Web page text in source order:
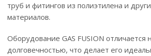
труб и фитингов из полиэтилена и
материалов.
Оборудование GAS FUSION
долговечностью, что делает его